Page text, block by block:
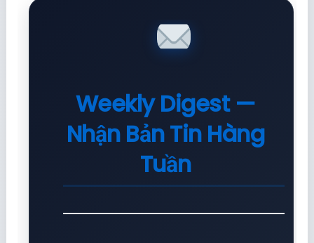
Weekly Digest —
Nhận Bản Tin Hàng
Tuần